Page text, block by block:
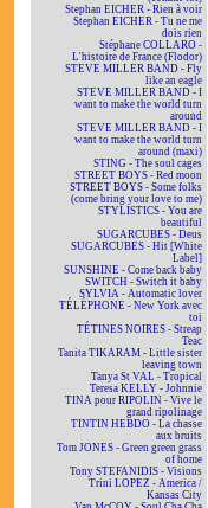
Stephan EICHER - Rien à voir
Stephan EICHER - Tu ne me
dois rien
Stéphane COLLARO -
L'histoire de France (Flodor)
STEVE MILLER BAND - Fly
like an eagle
STEVE MILLER BAND - I
want to make the world turn
around
STEVE MILLER BAND - I
want to make the world turn
around (maxi)
STING - The soul cages
STREET BOYS - Red moon
STREET BOYS - Some folks
(come bring your love to me)
STYLISTICS - You are
beautiful
SUGARCUBES - Deus
SUGARCUBES - Hit [White
Label]
SUNSHINE - Come back baby
SWITCH - Switch it baby
SYLVIA - Automatic lover
TÉLÉPHONE - New York avec
toi
TÉTINES NOIRES - Streap
Teac
Tanita TIKARAM - Little sister
leaving town
Tanya St VAL - Tropical
Teresa KELLY - Johnnie
TINA pour RIPOLIN - Vive le
grand ripolinage
TINTIN HEBDO - La chasse
aux bruits
Tom JONES - Green green grass
of home
Tony STEFANIDIS - Visions
Trini LOPEZ - America /
Kansas City